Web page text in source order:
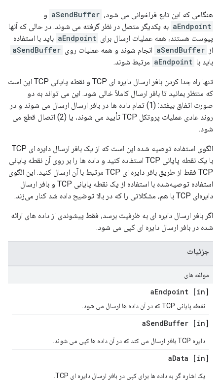
هنگامی که این تابع فراخوانی می شود، aSendBuffer و
aEndpoint به یکدیگر متصل در نظر گرفته می شوند. در حالی که آنها
پیوست هستند، همه عملیات ارسال برای aEndpoint باید با استفاده
از aSendBuffer انجام شوند و همه عملیات روی aSendBuffer
باید با aEndpoint مرتبط شوند.
تنها راه جدا کردن بافر ارسال دایره ای TCP و نقطه پایانی TCP این است
که منتظر بمانید تا بافر ارسال کاملاً خالی شود. این می تواند به دو
صورت اتفاق بیفتد: (1) تمام داده ها در بافر ارسال ارسال می شوند و در
روند عادی عملیات پروتکل TCP تأیید می شوند، یا (2) اتصال قطع می
شود.
الگوی استفاده توصیه شده این است که از یک بافر ارسال دایره ای TCP
با یک نقطه پایانی TCP استفاده کنید و داده ها را بر روی آن نقطه پایانی
TCP فقط از طریق بافر دایره ای TCP مرتبط با آن ارسال کنید. این الگوی
استفاده توصیه‌شده با استفاده از یک نقطه پایانی TCP و بافر ارسال
دایره‌ای TCP با هم، مشکلاتی را که در بالا توضیح داده شد کنار می‌زند.
اگر بافر ارسال دایره ای به ظرفیت برسد، فقط پیشوندی از داده های ارائه
شده در بافر ارسال دایره ای کپی می شود.
جزئیات
مولفه های
[in] a
Endpoint
نقطه پایانی TCP که در آن داده ها ارسال می شود.
[in] a
SendBuffer
دایره TCP بافر ارسال می کند که در آن داده ها کپی می شوند.
[in] a
Data
یک اشاره گر به داده ها برای کپی در بافر ارسال دایره ای TCP.